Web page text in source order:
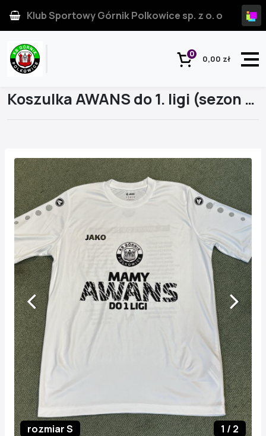
Klub Sportowy Górnik Polkowice sp. z o. o
0 0,00 zł
Koszulka AWANS do 1. ligi (sezon 2020/2021)
rozmiar S 1 / 2